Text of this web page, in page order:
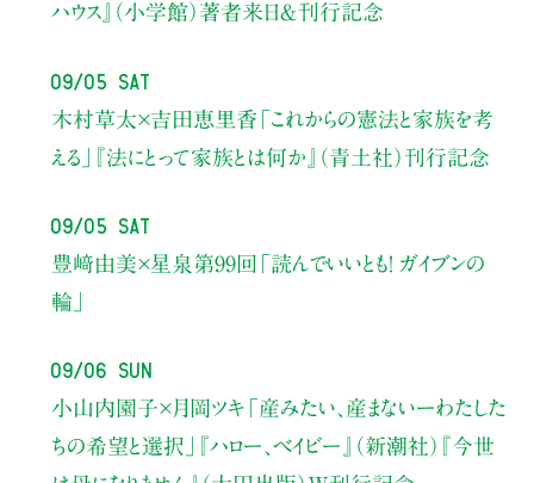
ハウス』（小学館）著者来日＆刊行記念
09/05 Sat
木村草太×吉田恵里香 「これからの憲法と家族を考
える」
『法にとって家族とは何か』（青土社）刊行記念
09/05 Sat
豊﨑由美×星泉 第99回「読んでいいとも！ ガイブンの
輪」
09/06 Sun
小山内園子×月岡ツキ 「産みたい、産まないーわたした
ちの希望と選択」
『ハロー、ベイビー』（新潮社）
『今世